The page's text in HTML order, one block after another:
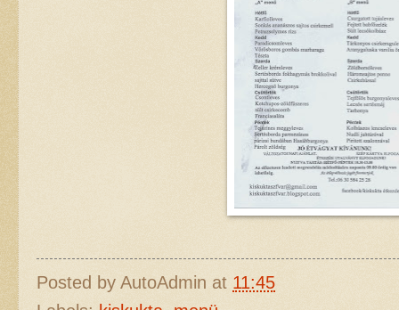
Posted by AutoAdmin at 11:45